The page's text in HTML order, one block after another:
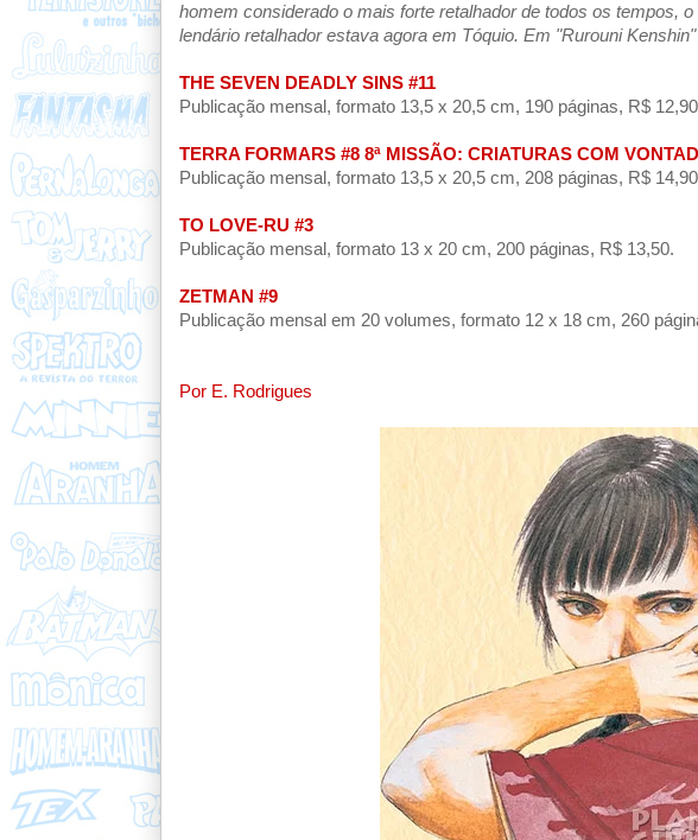
homem considerado o mais forte retalhador de todos os tempos,
lendário retalhador estava agora em Tóquio. Em "Rurouni
THE SEVEN DEADLY SINS #11
Publicação mensal, formato 13,5 x 20,5 cm, 190 páginas, R$
TERRA FORMARS #8 8ª MISSÃO: CRIATURAS COM
Publicação mensal, formato 13,5 x 20,5 cm, 208 páginas, R$
TO LOVE-RU #3
Publicaçãomensal, formato 13 x 20 cm, 200 páginas, R$ 13,50.
ZETMAN #9
Publicação mensal em 20 volumes, formato 12 x 18 cm, 260
Por E. Rodrigues